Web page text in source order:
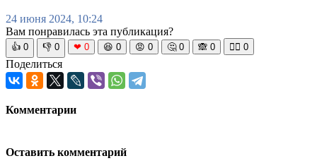
24 июня 2024, 10:24
Вам понравилась эта публикация?
👍 0 👎 0 ❤ 0 😆 0 😡 0 🤔 0 🙈 0 🧘‍♀️ 0
Поделиться
Комментарии
Оставить комментарий